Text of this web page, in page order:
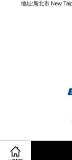
地址:新北市 New